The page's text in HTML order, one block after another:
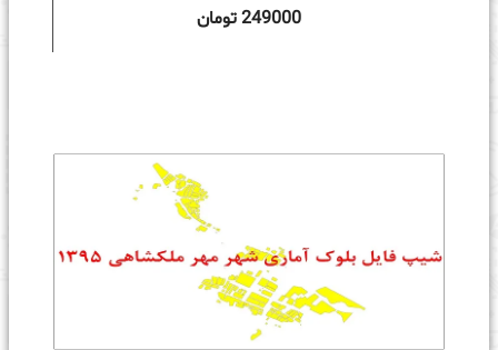
249000 تومان